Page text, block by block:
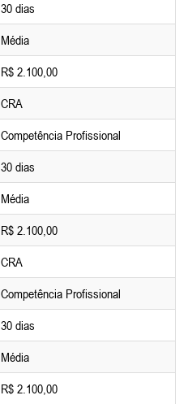
30 dias
Média
R$ 2.100,00
CRA
Competência Profissional
30 dias
Média
R$ 2.100,00
CRA
Competência Profissional
30 dias
Média
R$ 2.100,00